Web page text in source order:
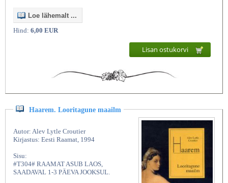
Loe lähemalt ...
Hind: 6,00 EUR
Lisan ostukorvi
Haarem. Looritagune maailm
Autor: Alev Lytle Croutier
Kirjastus: Eesti Raamat, 1994
Sisu:
#T304# RAAMAT ASUB LAOS,
SAADAVAL 1-3 PÄEVA JOOKSUL.